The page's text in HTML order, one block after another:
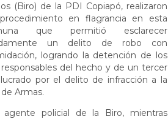
(Biro) de la PDI Copiapó, realizaron
en flagrancia en esta
que permitió esclarecer
un delito de robo con
logrando la detención de los
del hecho y de un tercer
por el delito de infracción a la
Armas.
agente policial de la Biro, mientras